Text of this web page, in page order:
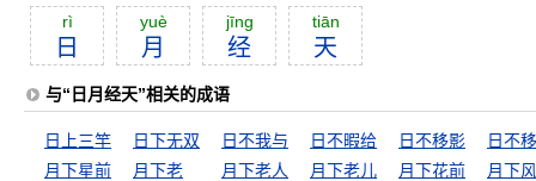
rì
日
yuè
月
jīng
经
tiān
天
与“日月经天”相关的成语
日上三竿 日下无双 日不我与 日不暇给 日不移影
日不
月下星前
月下老 月下老人 月下老儿 月下花前
月下